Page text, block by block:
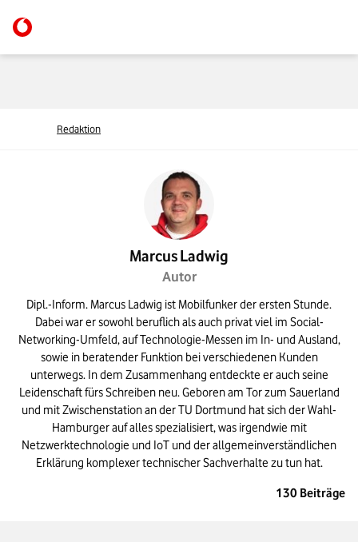
Redaktion
Marcus Ladwig
Autor
Dipl.-Inform. Marcus Ladwig ist Mobilfunker der ersten Stunde.
Dabei war er sowohl beruflich als auch privat viel im Social-
Networking-Umfeld, auf Technologie-Messen im In- und Ausland,
sowie in beratender Funktion bei verschiedenen Kunden
unterwegs. In dem Zusammenhang entdeckte er auch seine
Leidenschaft fürs Schreiben neu. Geboren am Tor zum Sauerland
und mit Zwischenstation an der TU Dortmund hat sich der Wahl-
Hamburger auf alles spezialisiert, was irgendwie mit
Netzwerktechnologie und IoT und der allgemeinverständlichen
Erklärung komplexer technischer Sachverhalte zu tun hat.
130 Beiträge